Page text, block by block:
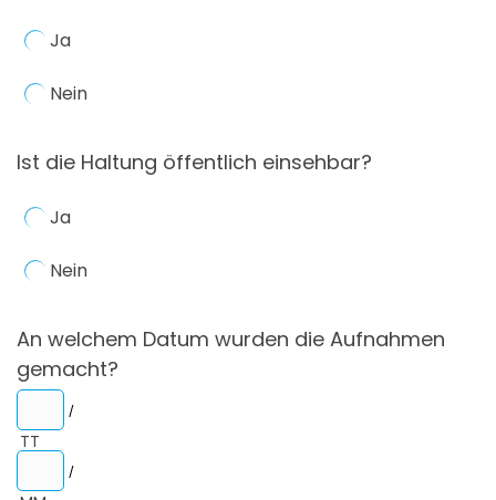
Ja
Nein
Ist die Haltung öffentlich einsehbar?
Ja
Nein
An welchem Datum wurden die Aufnahmen
gemacht?
/
TT
/